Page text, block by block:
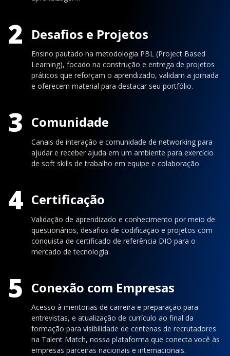
2 Desafios e Projetos
Ensino pautado na metodologia PBL (Project Based
Learning), focado na construção e entrega de projetos
práticos que reforçam o aprendizado, validam a jornada
e oferecem material para destacar seu portfólio.
3 Comunidade
Canais de interação e comunidade de networking para
ajudar e receber ajuda em um ambiente para exercício
de soft skills de trabalho em equipe e colaboração.
4 Certificação
Validação de aprendizado e conhecimento por meio de
questionários, desafios de codificação e projetos com
conquista de certificado de referência DIO para o
mercado de tecnologia.
5 Conexão com Empresas
Acesso à mentorias de carreira e preparação para
entrevistas, e atualização de currículo ao final da
formação para visibilidade de centenas de recrutadores
na Talent Match, nossa plataforma que conecta você às
empresas parceiras nacionais e internacionais.